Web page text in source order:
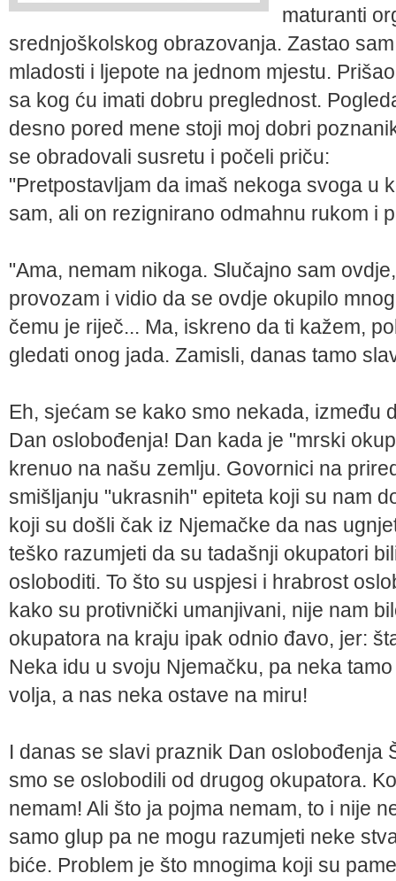
maturanti
srednjoškolskog obrazovanja. Zastao
mladosti i ljepote na jednom mjestu.
sa kog ću imati dobru preglednost.
desno pored mene stoji moj dobri
se obradovali susretu i počeli priču:
"Pretpostavljam da imaš nekoga svoga u
sam, ali on rezignirano odmahnu rukom i
"Ama, nemam nikoga. Slučajno sam
provozam i vidio da se ovdje okupilo
čemu je riječ... Ma, iskreno da ti kažem,
gledati onog jada. Zamisli, danas tamo
Eh, sjećam se kako smo nekada, između
Dan oslobođenja! Dan kada je "mrski
krenuo na našu zemlju. Govornici na
smišljanju "ukrasnih" epiteta koji su nam
koji su došli čak iz Njemačke da nas
teško razumjeti da su tadašnji okupatori
osloboditi. To što su uspjesi i hrabrost
kako su protivnički umanjivani, nije nam
okupatora na kraju ipak odnio đavo, jer:
Neka idu u svoju Njemačku, pa neka
volja, a nas neka ostave na miru!
I danas se slavi praznik Dan oslobođenja
smo se oslobodili od drugog okupatora.
nemam! Ali što ja pojma nemam, to i nije
samo glup pa ne mogu razumjeti neke
biće. Problem je što mnogima koji su